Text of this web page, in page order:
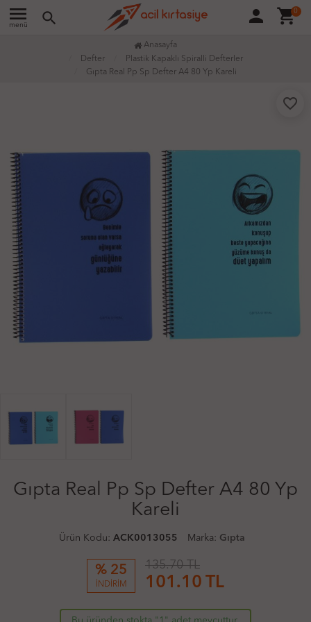
menu
menü search person shopping_cart
0
Anasayfa
Defter
Plastik Kapaklı Spiralli Defterler
Gıpta Real Pp Sp Defter A4 80 Yp Kareli
favorite_border
Gıpta Real Pp Sp Defter A4 80 Yp
Kareli
Ürün Kodu: ACK0013055 Marka: Gıpta
% 25
İNDİRİM
135.70 TL
101.10 TL